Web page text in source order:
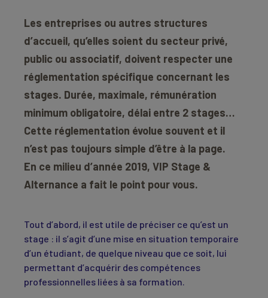
Les entreprises ou autres structures
d’accueil, qu’elles soient du secteur privé,
public ou associatif, doivent respecter une
réglementation spécifique concernant les
stages. Durée, maximale, rémunération
minimum obligatoire, délai entre 2 stages…
Cette réglementation évolue souvent et il
n’est pas toujours simple d’être à la page.
En ce milieu d’année 2019, VIP Stage &
Alternance a fait le point pour vous.
Tout d’abord, il est utile de préciser ce qu’est un
stage : il s’agit d’une mise en situation temporaire
d’un étudiant, de quelque niveau que ce soit, lui
permettant d’acquérir des compétences
professionnelles liées à sa formation.